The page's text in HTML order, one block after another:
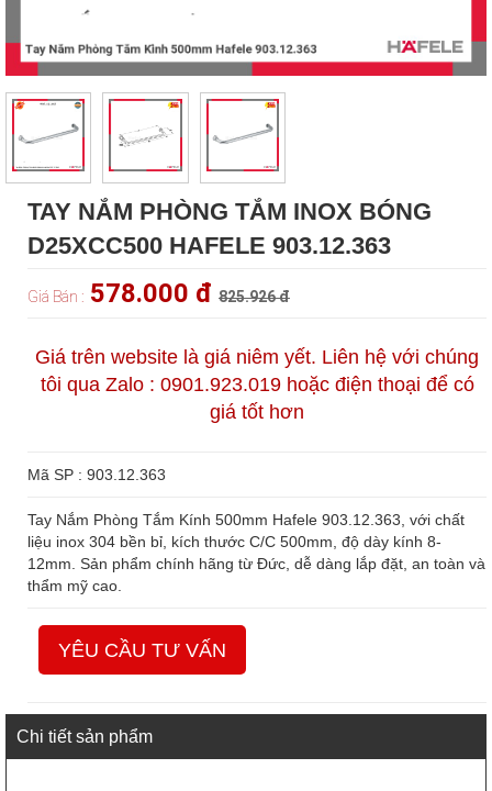
TAY NẮM PHÒNG TẮM INOX BÓNG
D25XCC500 HAFELE 903.12.363
Giá Bán : 578.000 đ 825.926 đ
Giá trên website là giá niêm yết. Liên hệ với chúng
tôi qua Zalo : 0901.923.019 hoặc điện thoại để có
giá tốt hơn
Mã SP : 903.12.363
Tay Nắm Phòng Tắm Kính 500mm Hafele 903.12.363, với chất
liệu inox 304 bền bỉ, kích thước C/C 500mm, độ dày kính 8-
12mm. Sản phẩm chính hãng từ Đức, dễ dàng lắp đặt, an toàn và
thẩm mỹ cao.
YÊU CẦU TƯ VẤN
Chi tiết sản phẩm